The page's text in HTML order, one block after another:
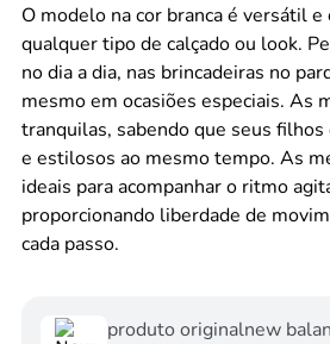
O modelo na cor branca é versátil e
qualquer tipo de calçado ou look.
no dia a dia, nas brincadeiras no
mesmo em ocasiões especiais. As
tranquilas, sabendo que seus
e estilosos ao mesmo tempo. As
ideais para acompanhar o ritmo
proporcionando liberdade de
cada passo.
produto originalnew